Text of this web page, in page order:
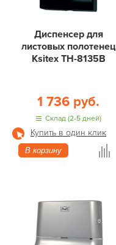
Диспенсер для
листовых полотенец
Ksitex ТН-8135В
1 736 руб.
Склад (2-5 дней)
Купить в один клик
В корзину